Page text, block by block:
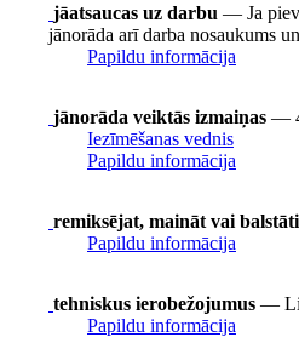
jāatsaucas uz darbu — Ja
jānorāda arī darba nosaukums
Papildu informācija
jānorāda veiktās izmaiņas —
Iezīmēšanas vednis
Papildu informācija
remiksējat, maināt vai
Papildu informācija
tehniskus ierobežojumus —
Papildu informācija